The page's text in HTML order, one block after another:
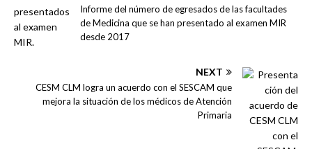
Informe del número de egresados de las facultades
de Medicina que se han presentado al examen MIR
desde 2017
NEXT
CESM CLM logra un acuerdo con el SESCAM que
mejora la situación de los médicos de Atención
Primaria